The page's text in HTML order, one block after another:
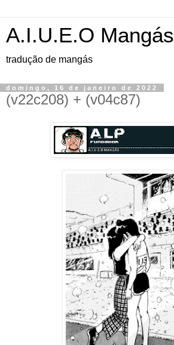
A.I.U.E.O Mangás
tradução de mangás
domingo, 16 de janeiro de 2022
(v22c208) + (v04c87)